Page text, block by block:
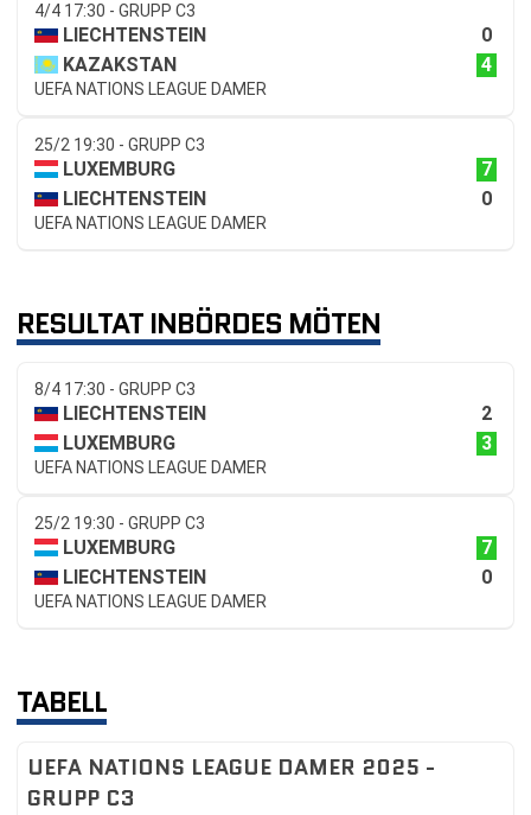
4/4 17:30 - GRUPP C3
LIECHTENSTEIN
0
KAZAKSTAN
4
UEFA NATIONS LEAGUE DAMER
25/2 19:30 - GRUPP C3
LUXEMBURG
7
LIECHTENSTEIN
0
UEFA NATIONS LEAGUE DAMER
RESULTAT INBÖRDES MÖTEN
8/4 17:30 - GRUPP C3
LIECHTENSTEIN
2
LUXEMBURG
3
UEFA NATIONS LEAGUE DAMER
25/2 19:30 - GRUPP C3
LUXEMBURG
7
LIECHTENSTEIN
0
UEFA NATIONS LEAGUE DAMER
TABELL
UEFA NATIONS LEAGUE DAMER 2025 -
GRUPP C3